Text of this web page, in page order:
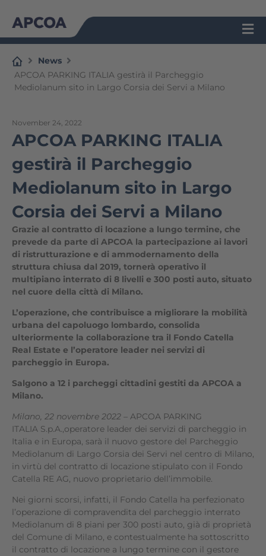
content
News
APCOA PARKING ITALIA gestirà il Parcheggio
Mediolanum sito in Largo Corsia dei Servi a Milano
November 24, 2022
APCOA PARKING ITALIA
gestirà il Parcheggio
Mediolanum sito in Largo
Corsia dei Servi a Milano
Grazie al contratto di locazione a lungo termine, che
prevede da parte di APCOA la partecipazione ai lavori
di ristrutturazione e di ammodernamento della
struttura chiusa dal 2019, tornerà operativo il
multipiano interrato di 8 livelli e 300 posti auto, situato
nel cuore della città di Milano.
L’operazione, che contribuisce a migliorare la mobilità
urbana del capoluogo lombardo, consolida
ulteriormente la collaborazione tra il Fondo Catella
Real Estate e l’operatore leader nei servizi di
parcheggio in Europa.
Salgono a 12 i parcheggi cittadini gestiti da APCOA a
Milano.
Milano, 22 novembre 2022 – APCOA PARKING
ITALIA S.p.A.,operatore leader dei servizi di parcheggio in
Italia e in Europa, sarà il nuovo gestore del Parcheggio
Mediolanum di Largo Corsia dei Servi nel centro di Milano,
in virtù del contratto di locazione stipulato con il Fondo
Catella RE AG, nuovo proprietario dell’immobile.
Nei giorni scorsi, infatti, il Fondo Catella ha perfezionato
l’operazione di compravendita del parcheggio interrato
Mediolanum di 8 piani per 300 posti auto, già di proprietà
del Comune di Milano, e contestualmente ha sottoscritto
il contratto di locazione a lungo termine con il gestore